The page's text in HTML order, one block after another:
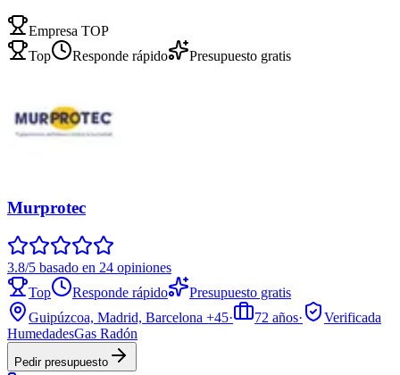
Empresa TOP
Top
Responde rápido Presupuesto gratis
Murprotec
3.8/5 basado en 24 opiniones
Top
Responde rápido
Presupuesto gratis
Guipúzcoa, Madrid, Barcelona +45· 72 años·
Verificada
HumedadesGas Radón
Pedir presupuesto